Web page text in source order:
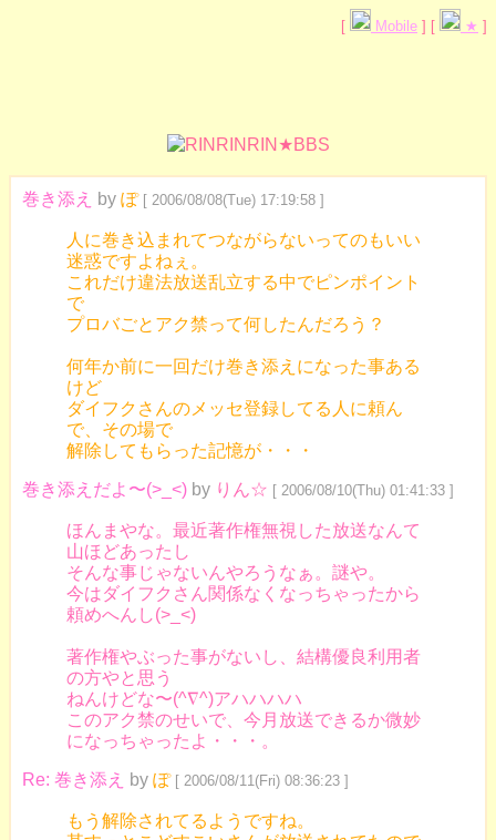
[ Mobile ] [ ★ ]
巻き添え by ぽ [ 2006/08/08(Tue) 17:19:58 ]
人に巻き込まれてつながらないってのもいい
迷惑ですよねぇ。
これだけ違法放送乱立する中でピンポイント
で
プロバごとアク禁って何したんだろう？
何年か前に一回だけ巻き添えになった事ある
けど
ダイフクさんのメッセ登録してる人に頼ん
で、その場で
解除してもらった記憶が・・・
巻き添えだよ〜(>_<) by りん☆ [ 2006/08/10(Thu) 01:41:33 ]
ほんまやな。最近著作権無視した放送なんて
山ほどあったし
そんな事じゃないんやろうなぁ。謎や。
今はダイフクさん関係なくなっちゃったから
頼めへんし(>_<)
著作権やぶった事がないし、結構優良利用者
の方やと思う
ねんけどな〜(^∇^)アハハハハ
このアク禁のせいで、今月放送できるか微妙
になっちゃったよ・・・。
Re: 巻き添え by ぽ [ 2006/08/11(Fri) 08:36:23 ]
もう解除されてるようですね。